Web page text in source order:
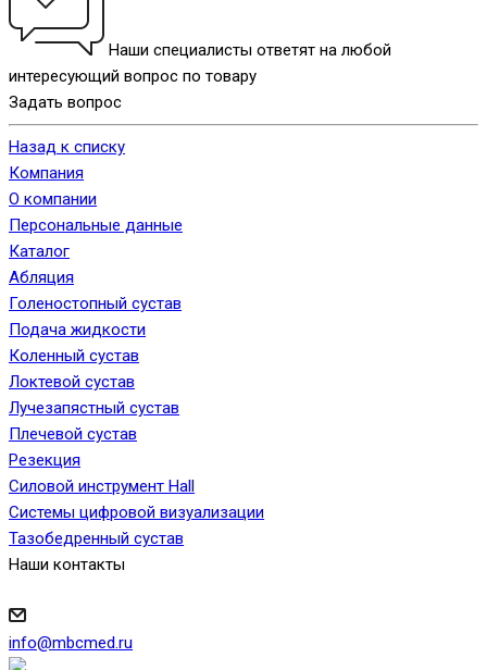
Наши специалисты ответят на любой
интересующий вопрос по товару
Задать вопрос
Назад к списку
Компания
О компании
Персональные данные
Каталог
Абляция
Голеностопный сустав
Подача жидкости
Коленный сустав
Локтевой сустав
Лучезапястный сустав
Плечевой сустав
Резекция
Силовой инструмент Hall
Системы цифровой визуализации
Тазобедренный сустав
Наши контакты
info@mbcmed.ru